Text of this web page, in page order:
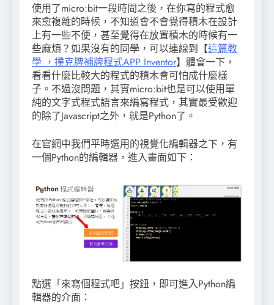
使用了micro:bit一段時間之後，在你寫的程式愈
來愈複雜的時候，不知道會不會覺得積木在設計
上有一些不便，甚至覺得在放置積木的時候有一
些麻煩？如果沒有的同學，可以連線到【這篇教
學 ，撲克牌補牌程式APP Inventor】體會一下，
看看什麼比較大的程式的積木會可怕成什麼樣
子。不過沒問題，其實micro:bit也是可以使用單
純的文字式程式語言來編寫程式，其實最受歡迎
的除了Javascript之外，就是Python了。
在官網中我們平時選用的視覺化編輯器之下，有
一個Python的編輯器，進入畫面如下：
點選「來寫個程式吧」按鈕，即可進入Python編
輯器的介面：